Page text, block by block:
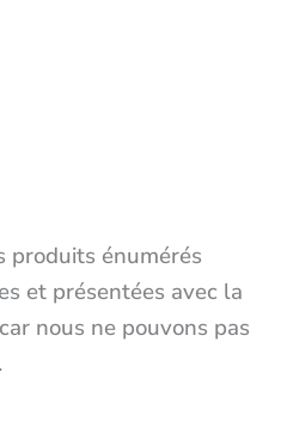
produits énumérés
et présentées avec la
nous ne pouvons pas